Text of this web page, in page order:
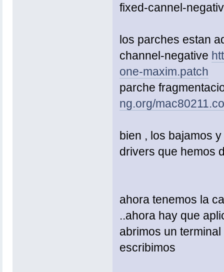
fixed-cannel-
los parches estan
channel-negative
one-maxim.patch
parche
ng.org/
bien , los bajamos
drivers que hemos
ahora tenemos la
..ahora hay que
abrimos un
escribimos